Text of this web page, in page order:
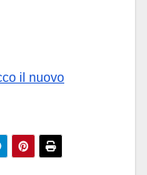
il nuovo